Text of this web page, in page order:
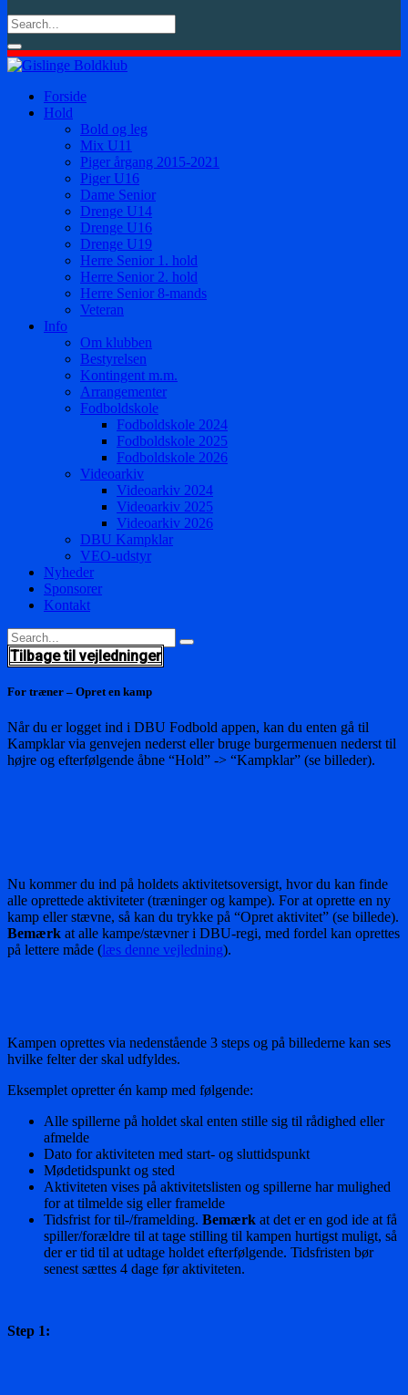
Forside
Hold
Bold og leg
Mix U11
Piger årgang 2015-2021
Piger U16
Dame Senior
Drenge U14
Drenge U16
Drenge U19
Herre Senior 1. hold
Herre Senior 2. hold
Herre Senior 8-mands
Veteran
Info
Om klubben
Bestyrelsen
Kontingent m.m.
Arrangementer
Fodboldskole
Fodboldskole 2024
Fodboldskole 2025
Fodboldskole 2026
Videoarkiv
Videoarkiv 2024
Videoarkiv 2025
Videoarkiv 2026
DBU Kampklar
VEO-udstyr
Nyheder
Sponsorer
Kontakt
Tilbage til vejledninger
For træner – Opret en kamp
Når du er logget ind i DBU Fodbold appen, kan du enten gå til
Kampklar via genvejen nederst eller bruge burgermenuen nederst til
højre og efterfølgende åbne “Hold” -> “Kampklar” (se billeder).
Nu kommer du ind på holdets aktivitetsoversigt, hvor du kan finde
alle oprettede aktiviteter (træninger og kampe). For at oprette en ny
kamp eller stævne, så kan du trykke på “Opret aktivitet” (se billede).
Bemærk at alle kampe/stævner i DBU-regi, med fordel kan oprettes
på lettere måde (læs denne vejledning).
Kampen oprettes via nedenstående 3 steps og på billederne kan ses
hvilke felter der skal udfyldes.
Eksemplet opretter én kamp med følgende:
Alle spillerne på holdet skal enten stille sig til rådighed eller
afmelde
Dato for aktiviteten med start- og sluttidspunkt
Mødetidspunkt og sted
Aktiviteten vises på aktivitetslisten og spillerne har mulighed
for at tilmelde sig eller framelde
Tidsfrist for til-/framelding. Bemærk at det er en god ide at få
spiller/forældre til at tage stilling til kampen hurtigst muligt, så
der er tid til at udtage holdet efterfølgende. Tidsfristen bør
senest sættes 4 dage før aktiviteten.
Step 1: